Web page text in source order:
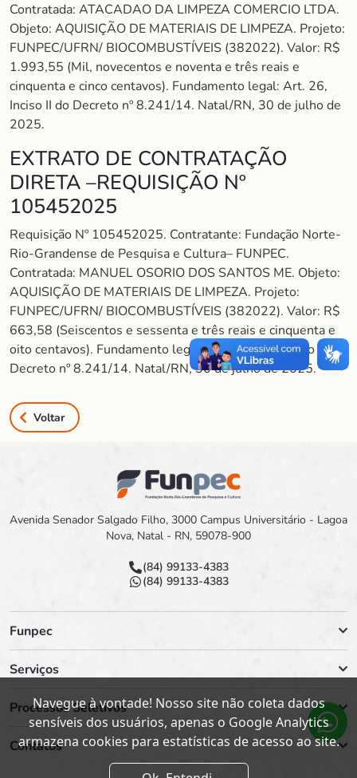
Contratada: ATACADAO DA LIMPEZA COMERCIO LTDA.
Objeto: AQUISIÇÃO DE MATERIAIS DE LIMPEZA. Projeto:
FUNPEC/UFRN/ BIOCOMBUSTÍVEIS (382022). Valor: R$
1.993,55 (Mil, novecentos e noventa e três reais e
cinquenta e cinco centavos). Fundamento legal: Art. 26,
Inciso II do Decreto nº 8.241/14. Natal/RN, 30 de julho de
2025.
EXTRATO DE CONTRATAÇÃO
DIRETA –REQUISIÇÃO Nº
105452025
Requisição Nº 105452025. Contratante: Fundação Norte-
Rio-Grandense de Pesquisa e Cultura– FUNPEC.
Contratada: MANUEL OSORIO DOS SANTOS ME. Objeto:
AQUISIÇÃO DE MATERIAIS DE LIMPEZA. Projeto:
FUNPEC/UFRN/ BIOCOMBUSTÍVEIS (382022). Valor: R$
663,58 (Seiscentos e sessenta e três reais e cinquenta e
oito centavos). Fundamento legal: Art. 26, Inciso II do
Decreto nº 8.241/14. Natal/RN, 30 de julho de 2025.
Voltar
Avenida Senador Salgado Filho, 3000 Campus Universitário - Lagoa
Nova, Natal - RN, 59078-900
(84) 99133-4383
(84) 99133-4383
Funpec
Serviços
Processos Seletivos
Contatos
Navegue à vontade! Nosso site não coleta dados
sensíveis dos usuários, apenas o Google Analytics
armazena cookies para estatísticas de acesso ao site.